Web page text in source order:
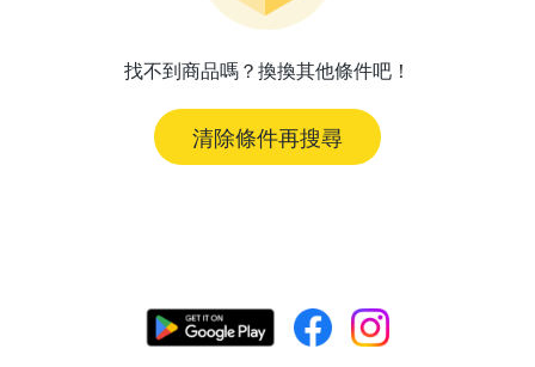
找不到商品嗎？換換其他條件吧！
清除條件再搜尋